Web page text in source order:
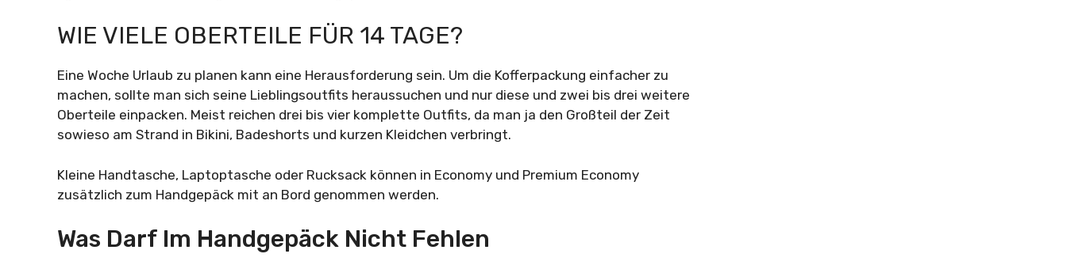
WIE VIELE OBERTEILE FÜR 14 TAGE?
Eine Woche Urlaub zu planen kann eine Herausforderung sein. Um die Kofferpackung einfacher zu
machen, sollte man sich seine Lieblingsoutfits heraussuchen und nur diese und zwei bis drei weitere
Oberteile einpacken. Meist reichen drei bis vier komplette Outfits, da man ja den Großteil der Zeit
sowieso am Strand in Bikini, Badeshorts und kurzen Kleidchen verbringt.
Kleine Handtasche, Laptoptasche oder Rucksack können in Economy und Premium Economy
zusätzlich zum Handgepäck mit an Bord genommen werden.
Was Darf Im Handgepäck Nicht Fehlen